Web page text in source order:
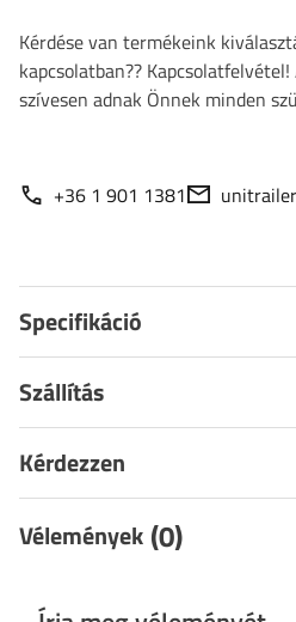
Kérdése van termékeink
kapcsolatban??
szívesen adnak Önnek minden
+36 1 901 1381
Specifikáció
Szállítás
Kérdezzen
Vélemények (0)